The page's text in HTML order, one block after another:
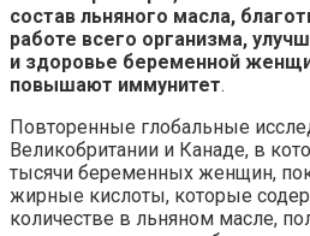
состав льняного масла,
работе всего организма,
и здоровье беременной
повышают иммунитет.
Повторенные глобальные
Великобритании и Канаде, в
тысячи беременных женщин,
жирные кислоты, которые
количестве в льняном масле,